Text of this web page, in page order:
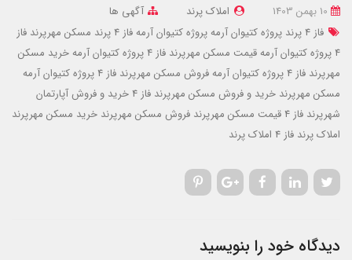
املاک پرند
آگهی ها
فاز 4 پرند پروژه کتیوان آرمه
پروژه کتیوان آرمه فاز 4 پرند
مسکن مهرپرند فاز
4 پروژه کتیوان آرمه
قیمت مسکن مهرپرند فاز 4 پروژه کتیوان آرمه
خرید مسکن
مهرپرند فاز 4 پروژه کتیوان آرمه
فروش مسکن مهرپرند فاز 4 پروژه کتیوان آرمه
مسکن مهرپرند خرید و فروش مسکن مهرپرند فاز 4
خرید و فروش آپارتمان
شهرپرند فاز 4
قیمت مسکن مهرپرند فروش مسکن مهرپرند خرید مسکن مهرپرند
املاک پرند فاز 4
املاک پرند
دیدگاه خود را بنویسید